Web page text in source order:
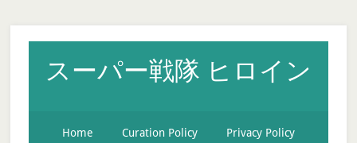
スーパー戦隊 ヒロイン
Home Curation Policy Privacy Policy